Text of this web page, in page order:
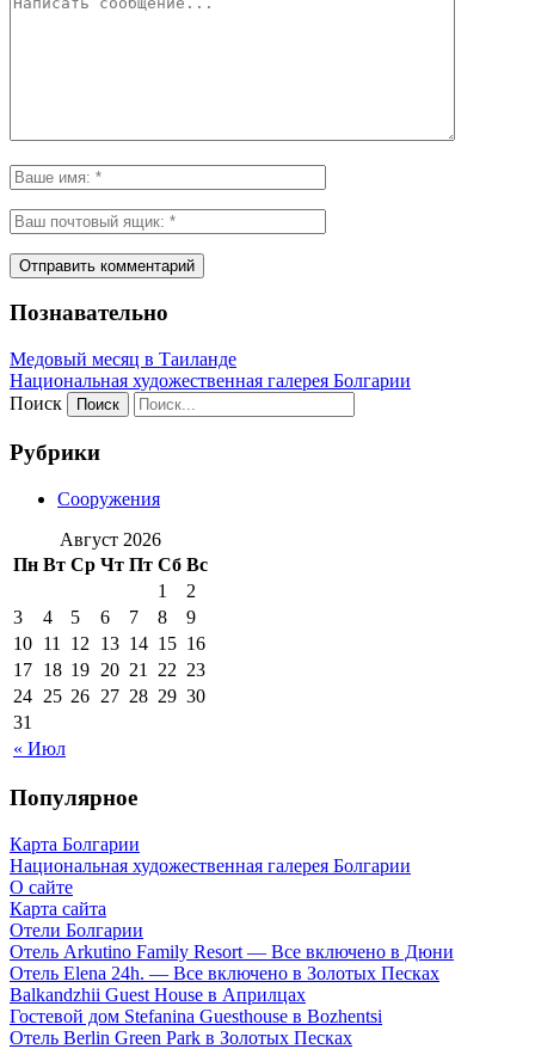
Познавательно
Медовый месяц в Таиланде
Национальная художественная галерея Болгарии
Поиск
Рубрики
Сооружения
Август 2026
Пн Вт Ср Чт Пт Сб Вс
« Июл
1
2
3
4 5 6 7 8
9
10 11 12 13 14 15 16
17 18 19 20 21 22 23
24 25 26 27 28 29 30
31
Популярное
Карта Болгарии
Национальная художественная галерея Болгарии
О сайте
Карта сайта
Отели Болгарии
Отель Arkutino Family Resort — Все включено в Дюни
Отель Elena 24h. — Все включено в Золотых Песках
Balkandzhii Guest House в Априлцах
Гостевой дом Stefanina Guesthouse в Bozhentsi
Отель Berlin Green Park в Золотых Песках